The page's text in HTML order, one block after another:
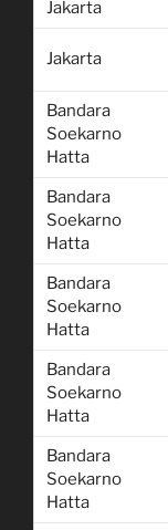
Jakarta
Jakarta
Bandara
Soekarno
Hatta
Bandara
Soekarno
Hatta
Bandara
Soekarno
Hatta
Bandara
Soekarno
Hatta
Bandara
Soekarno
Hatta